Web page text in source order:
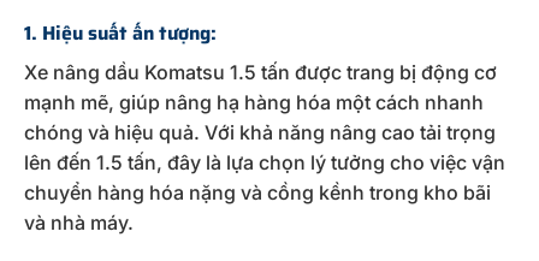
1. Hiệu suất ấn tượng:
Xe nâng dầu Komatsu 1.5 tấn được trang bị động cơ
mạnh mẽ, giúp nâng hạ hàng hóa một cách nhanh
chóng và hiệu quả. Với khả năng nâng cao tải trọng
lên đến 1.5 tấn, đây là lựa chọn lý tưởng cho việc vận
chuyển hàng hóa nặng và cồng kềnh trong kho bãi
và nhà máy.